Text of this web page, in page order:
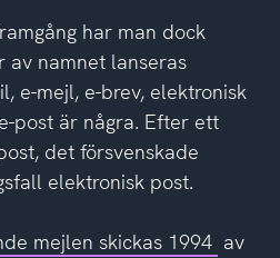
har man dock
av namnet lanseras
e-mejl, e-brev, elektronisk
post är några. Efter ett
det försvenskade
elektronisk post.
mejlen skickas 1994 av